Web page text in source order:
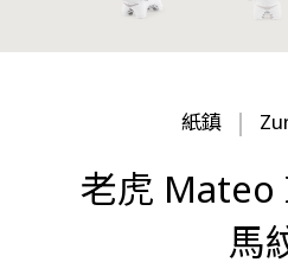
紙鎮
老虎 Mateo
馬